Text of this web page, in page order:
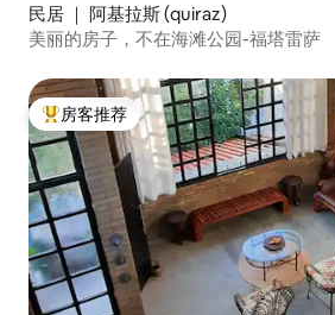
民居 ｜ 阿基拉斯 (quiraz)
美丽的房子，不在海滩公园-福塔雷萨
热门「房客推荐」
房客推荐